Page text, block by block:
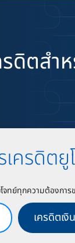
ดิตสำ
ครดิต
จทย์ทุกความต้องก
เครดิตเงิ